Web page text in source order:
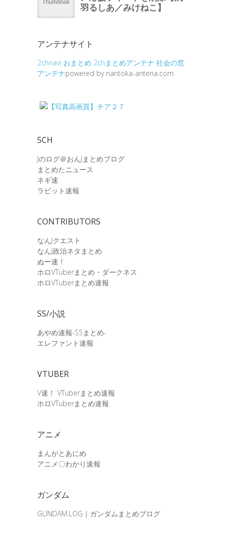
アンテナサイト
2chnavi おまとめ 2chまとめアンテナ 社会の窓
アンテナpowered by nantoka-antena.com
5CH
Jのログ＠おんJまとめブログ
まとめたニュース
ネギ速
ラビット速報
CONTRIBUTORS
なんJクエスト
なんJ政治ネタまとめ
ぬー速！
ホロVTuberまとめ・ダークネス
ホロVTuberまとめ速報
SS/小説
あやめ速報-SSまとめ-
エレファント速報
VTUBER
V速！ VTuberまとめ速報
ホロVTuberまとめ速報
アニメ
まんがとあにめ
アニメ〇わかり速報
ガンダム
GUNDAM.LOG｜ガンダムまとめブログ